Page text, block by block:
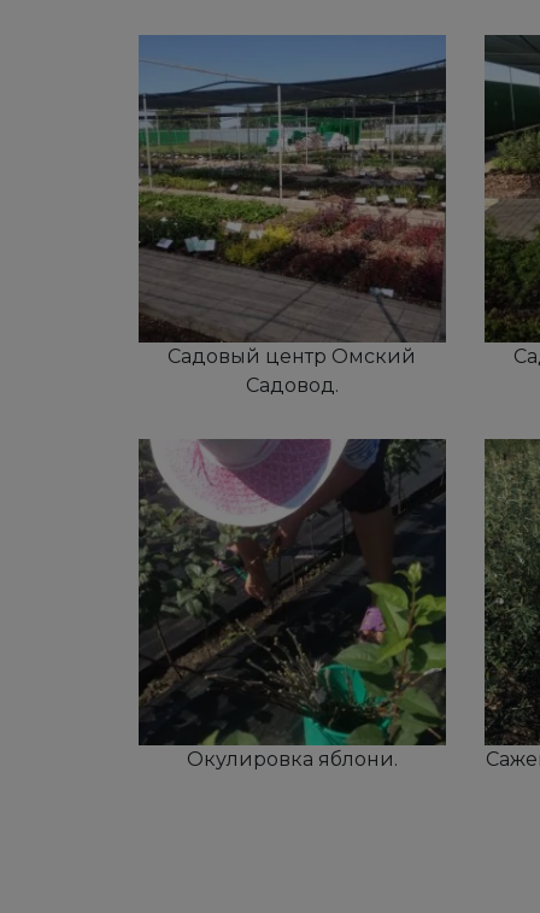
Садовый центр Омский
Садовод.
Окулировка яблони.